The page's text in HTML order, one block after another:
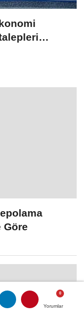
Yorumlar
Yorumlar
Göre